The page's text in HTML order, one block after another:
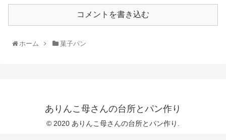
コメントを書き込む
ホーム 菓子パン
ありんこ母さんの台所とパン作り
© 2020 ありんこ母さんの台所とパン作り.